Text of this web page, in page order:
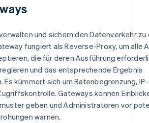
und sichern den Datenverkehr zu
fungiert als Reverse-Proxy, um alle
die für deren Ausführung
und das entsprechende Ergebnis
Es kümmert sich um Ratenbegrenzung, IP-
Gateways können
geben und Administratoren vor
warnen.